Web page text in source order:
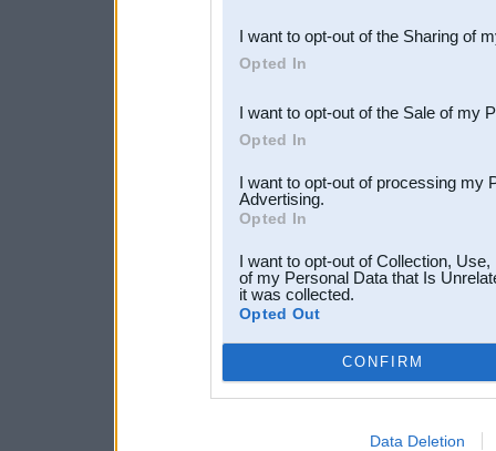
Downstream Participants
third parties.
I want to opt-out of the Sharing of
Opted In
I want to opt-out of the Sale of my
Opted In
I want to opt-out of processing my
Advertising.
Opted In
I want to opt-out of Collection,
of my Personal Data that Is
it was collected.
Opted Out
CONFIRM
Data Deletion